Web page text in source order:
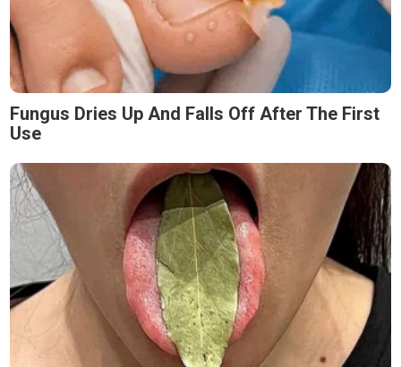
Fungus Dries Up And Falls Off After The First
Use